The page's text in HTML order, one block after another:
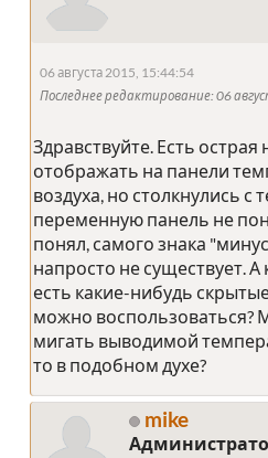
06 августа 2015, 15:44:54
Последнее редактирование: 06
Здравствуйте. Есть
отображать на панели
воздуха, но столкнулись с
переменную панель не
понял, самого знака
напросто не существует. А
есть какие-нибудь
можно воспользоваться?
мигать выводимой
то в подобном духе?
mike